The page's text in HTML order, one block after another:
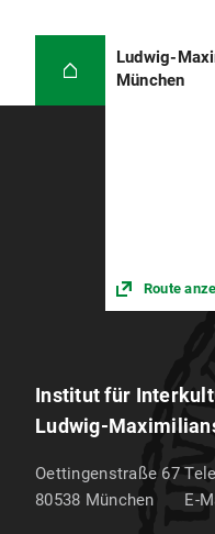
Ludwig-
München
Route
Institut für
Ludwig-
Oettingenstraße 67
80538 München
E-